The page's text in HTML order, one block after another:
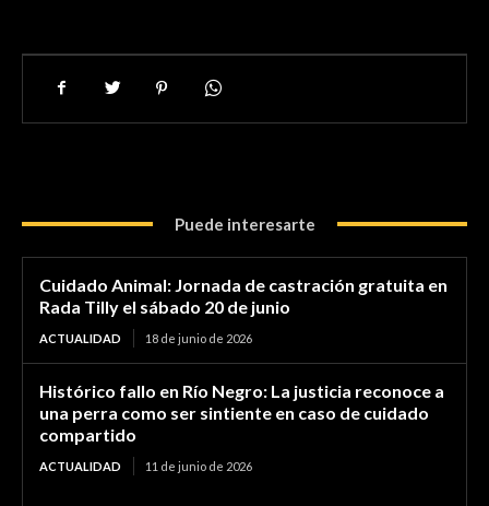
Puede interesarte
Cuidado Animal: Jornada de castración gratuita en
Rada Tilly el sábado 20 de junio
ACTUALIDAD 18 de junio de 2026
Histórico fallo en Río Negro: La justicia reconoce a
una perra como ser sintiente en caso de cuidado
compartido
ACTUALIDAD 11 de junio de 2026